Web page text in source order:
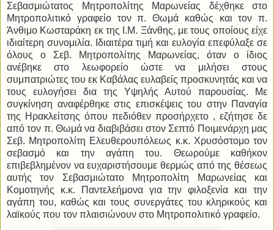
Σεβασμιώτατος Μητροπολίτης Μαρωνείας δέχθηκε στο
Μητροπολιτικό γραφείο τον π. Θωμά καθώς και τον π.
Άνθιμο Κωσταράκη εκ της Ι.Μ. Ξάνθης, με τους οποίους είχε
ιδιαίτερη συνομιλία. Ιδιαιτέρα τιμή και ευλογία επεφύλαξε σε
όλους ο Σεβ. Μητροπολίτης Μαρωνείας, όταν ο ίδιος
ανέβηκε στο λεωφορείο ώστε να μιλήσει στους
συμπατριώτες του εκ Καβάλας ευλαβείς προσκυνητάς και να
τους ευλογήσει δια της Υψηλής Αυτού παρουσίας. Με
συγκίνηση αναφέρθηκε στις επισκέψεις του στην Παναγία
της Ηρακλείτσης όπου πεδιόθεν προσήρχετο , εζήτησε δε
από τον π. Θωμά να διαβιβάσει στον Σεπτό Ποιμενάρχη μας
Σεβ. Μητροπολίτη Ελευθερουπόλεως κ.κ. Χρυσόστομο τον
σεβασμό και την αγάπη του. Θεωρούμε καθήκον
επιβεβλημένον να ευχαριστήσουμε θερμώς από της θέσεως
αυτής τον Σεβασμιώτατο Μητροπολίτη Μαρωνείας και
Κομοτηνής κ.κ. Παντελεήμονα για την φιλοξενία και την
αγάπη του, καθώς και τους συνεργάτες του κληρικούς και
λαϊκούς που τον πλαισιώνουν στο Μητροπολιτικό γραφείο.